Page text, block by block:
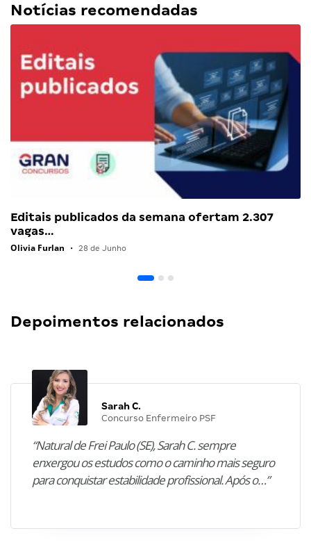
Notícias recomendadas
Editais publicados da semana ofertam 2.307
vagas…
Olivia Furlan • 28 de Junho
Depoimentos relacionados
Sarah C.
Concurso Enfermeiro PSF
“Natural de Frei Paulo (SE), Sarah C. sempre
enxergou os estudos como o caminho mais seguro
para conquistar estabilidade profissional. Após o…”